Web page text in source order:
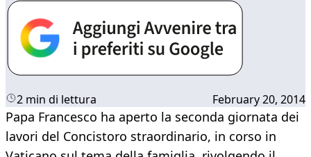
2 min di lettura February 20, 2014
Papa Francesco ha aperto la seconda giornata dei
lavori del Concistoro straordinario, in corso in